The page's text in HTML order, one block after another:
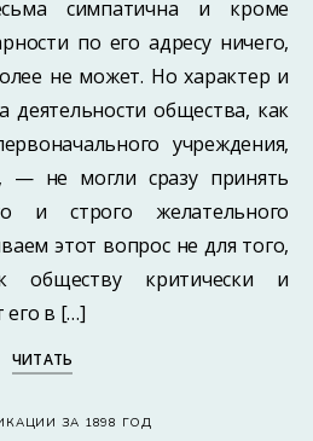
симпатична и кроме
по его адресу ничего,
не может. Но характер и
деятельности общества, как
учреждения,
— не могли сразу принять
и строго желательного
этот вопрос не для того,
обществу критически и
его в […]
ЧИТАТЬ
ЗА 1898 ГОД